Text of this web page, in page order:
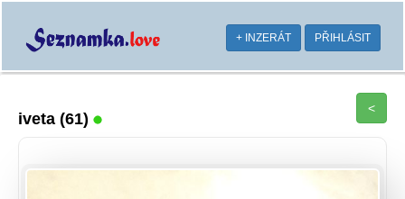
+ INZERÁT PŘIHLÁSIT
iveta (61)
<